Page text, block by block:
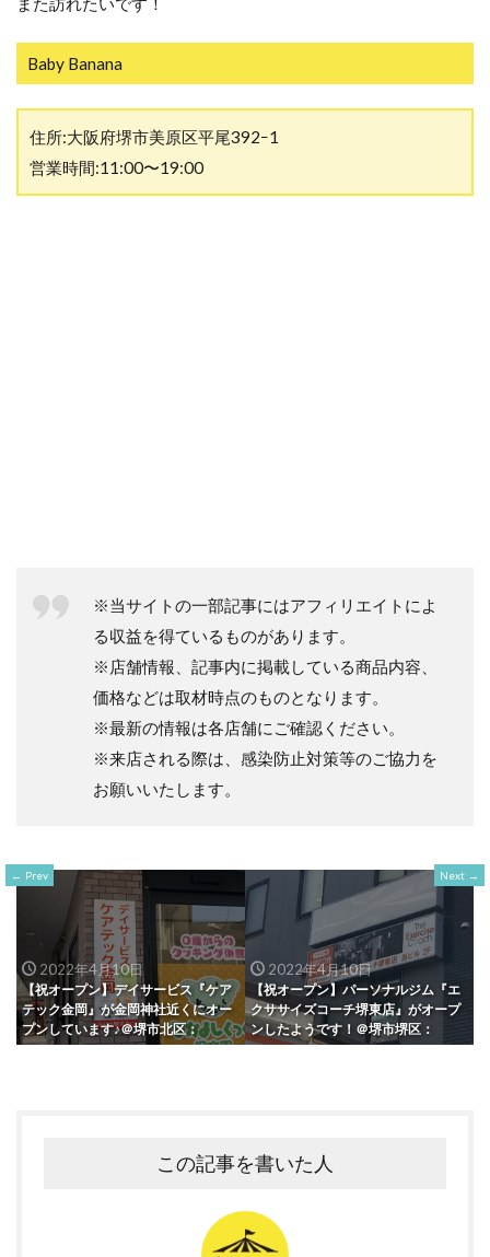
Baby Banana
住所:大阪府堺市美原区平尾392ｰ1
営業時間:11:00〜19:00
※当サイトの一部記事にはアフィリエイトによ
る収益を得ているものがあります。
※店舗情報、記事内に掲載している商品内容、
価格などは取材時点のものとなります。
※最新の情報は各店舗にご確認ください。
※来店される際は、感染防止対策等のご協力を
お願いいたします。
Prev
2022年4月10日
【祝オープン】デイサービス『ケア
テック金岡』が金岡神社近くにオー
プンしています♪＠堺市北区：
Next
2022年4月10日
【祝オープン】パーソナルジム『エ
クササイズコーチ堺東店』がオープ
ンしたようです！＠堺市堺区：
この記事を書いた人